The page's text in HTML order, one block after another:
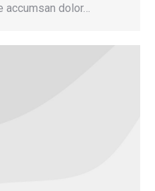
accumsan dolor…